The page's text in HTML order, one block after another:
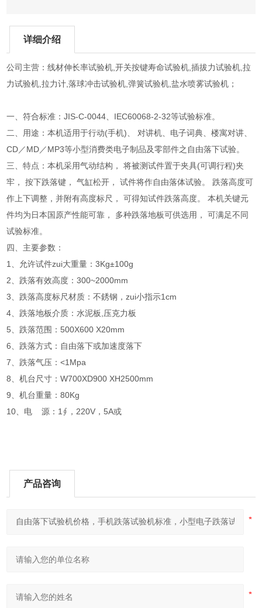
详细介绍
公司主营：线材伸长率试验机,开关按键寿命试验机,插拔力试验机,拉
力试验机,拉力计,落球冲击试验机,弹簧试验机,盐水喷雾试验机；
一、符合标准：JIS-C-0044、IEC60068-2-32等试验标准。
二、用途：本机适用于行动(手机)、 对讲机、电子词典、楼寓对讲、
CD／MD／MP3等小型消费类电子制品及零部件之自由落下试验。
三、特点：本机采用气动结构， 将被测试件置于夹具(可调行程)夹
牢， 按下跌落键， 气缸松开， 试件将作自由落体试验。 跌落高度可
作上下调整，并附有高度标尺， 可得知试件跌落高度。 本机关键元
件均为日本国原产性能可靠， 多种跌落地板可供选用， 可满足不同
试验标准。
四、主要参数：
1、允许试件zui大重量：3Kg±100g
2、跌落有效高度：300~2000mm
3、跌落高度标尺材质：不銹钢，zui小指示1cm
4、跌落地板介质：水泥板,压克力板
5、跌落范围：500X600 X20mm
6、跌落方式：自由落下或加速度落下
7、跌落气压：<1Mpa
8、机台尺寸：W700XD900 XH2500mm
9、机台重量：80Kg
10、电 源：1∮，220V，5A或
产品咨询